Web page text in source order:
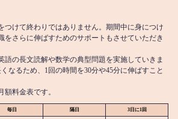
つけて終わりではありません。期間中に身につけ
をさらに伸ばすためのサポートもさせていただき
の長文読解や数学の典型問題を実施していきま
なるため、1回の時間を30分や45分に伸ばすこと
料金表です。
毎日 隔日 3日に1回